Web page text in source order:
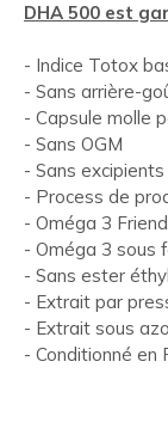
DHA 500 est
- Indice Totox
- Sans arrière-
- Capsule molle
- Sans OGM
- Sans excipients
- Process de
- Oméga 3
- Oméga 3 sous
- Sans ester
- Extrait par
- Extrait sous
- Conditionné en